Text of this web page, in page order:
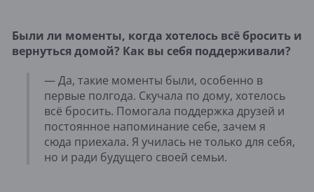
Были ли моменты, когда хотелось всё бросить и
вернуться домой? Как вы себя поддерживали?
— Да, такие моменты были, особенно в
первые полгода. Скучала по дому, хотелось
всё бросить. Помогала поддержка друзей и
постоянное напоминание себе, зачем я
сюда приехала. Я училась не только для себя,
но и ради будущего своей семьи.